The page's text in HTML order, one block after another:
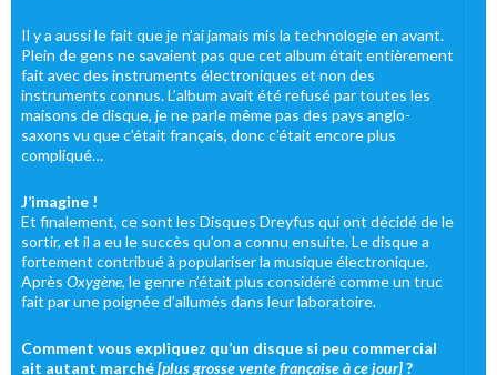
Il y a aussi le fait que je n’ai jamais mis la technologie en avant.
Plein de gens ne savaient pas que cet album était entièrement
fait avec des instruments électroniques et non des
instruments connus. L’album avait été refusé par toutes les
maisons de disque, je ne parle même pas des pays anglo-
saxons vu que c’était français, donc c’était encore plus
compliqué…
J’imagine !
Et finalement, ce sont les Disques Dreyfus qui ont décidé de le
sortir, et il a eu le succès qu’on a connu ensuite. Le disque a
fortement contribué à populariser la musique électronique.
Après Oxygène, le genre n’était plus considéré comme un truc
fait par une poignée d’allumés dans leur laboratoire.
Comment vous expliquez qu’un disque si peu commercial
ait autant marché[plus grosse vente française à ce jour]?